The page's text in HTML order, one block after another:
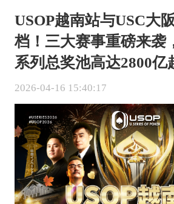
USOP越南站与USC大
档！三大赛事重磅来袭
系列总奖池高达2800亿
2026-04-16 15:40:17